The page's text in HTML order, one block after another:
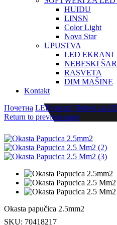
HUIDU
LINSN
Color Light
Nova Star
UPUSTVA
LED EKRANI
NEBESKI
RASVETA
DIM MAŠINE
Kontakt
Почетна LED ekrani Delovi za
Return to previous page
Okasta papučica 2.5mm2
SKU: 70418217